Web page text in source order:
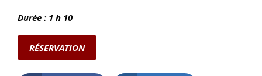
Durée : 1 h 10
RÉSERVATION